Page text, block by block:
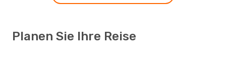
Planen Sie Ihre Reise